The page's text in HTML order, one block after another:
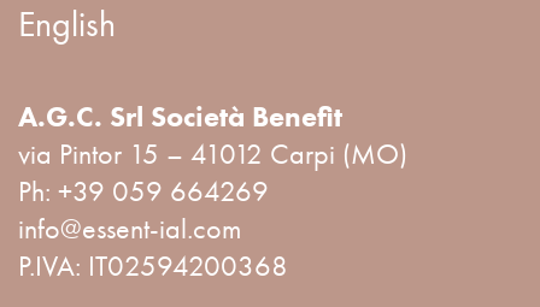
English
A.G.C. Srl Società Benefit
via Pintor 15 – 41012 Carpi (MO)
Ph: +39 059 664269
info@essent-ial.com
P.IVA: IT02594200368